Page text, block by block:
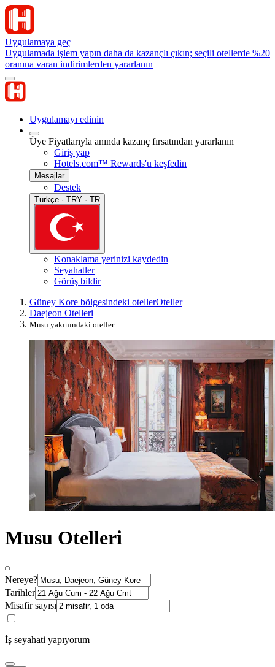
Uygulamaya geç
Uygulamada işlem yapın daha da kazançlı çıkın; seçili otellerde %20
oranına varan indirimlerden yararlanın
Uygulamayı edinin
Üye Fiyatlarıyla anında kazanç fırsatından yararlanın
Giriş yap
Hotels.com™ Rewards'u keşfedin
Mesajlar
Destek
Türkçe · TRY · TR
Konaklama yerinizi kaydedin
Seyahatler
Görüş bildir
Güney Kore bölgesindeki otellerOteller
Daejeon Otelleri
Musu yakınındaki oteller
Musu Otelleri
Nereye?
Tarihler
Misafir sayısı
İş seyahati yapıyorum